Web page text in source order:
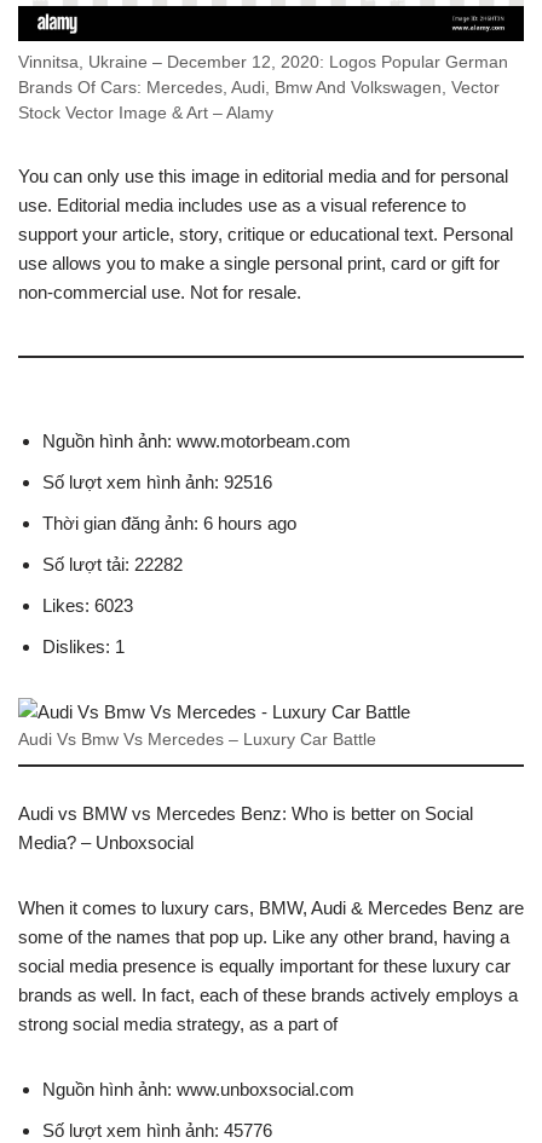
Vinnitsa, Ukraine – December 12, 2020: Logos Popular German
Brands Of Cars: Mercedes, Audi, Bmw And Volkswagen, Vector
Stock Vector Image & Art – Alamy
You can only use this image in editorial media and for personal
use. Editorial media includes use as a visual reference to
support your article, story, critique or educational text. Personal
use allows you to make a single personal print, card or gift for
non-commercial use. Not for resale.
Nguồn hình ảnh: www.motorbeam.com
Số lượt xem hình ảnh: 92516
Thời gian đăng ảnh: 6 hours ago
Số lượt tải: 22282
Likes: 6023
Dislikes: 1
Audi Vs Bmw Vs Mercedes – Luxury Car Battle
Audi vs BMW vs Mercedes Benz: Who is better on Social
Media? – Unboxsocial
When it comes to luxury cars, BMW, Audi & Mercedes Benz are
some of the names that pop up. Like any other brand, having a
social media presence is equally important for these luxury car
brands as well. In fact, each of these brands actively employs a
strong social media strategy, as a part of
Nguồn hình ảnh: www.unboxsocial.com
Số lượt xem hình ảnh: 45776